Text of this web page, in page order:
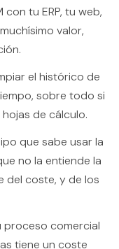
tu ERP, tu web,
valor,
el histórico de
sobre todo si
de cálculo.
que sabe usar la
no la entiende la
del coste, y de los
comercial
tiene un coste